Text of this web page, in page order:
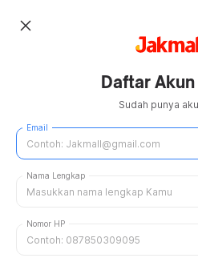
close
Daftar
Sudah punya
Email
Nama Lengkap
Nomor HP